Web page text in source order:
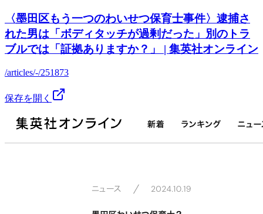
〈墨田区もう一つのわいせつ保育士事件〉逮捕さ
れた男は「ボディタッチが過剰だった」別のトラ
ブルでは「証拠ありますか？」 | 集英社オンライン
/articles/-/251873
保存を開く